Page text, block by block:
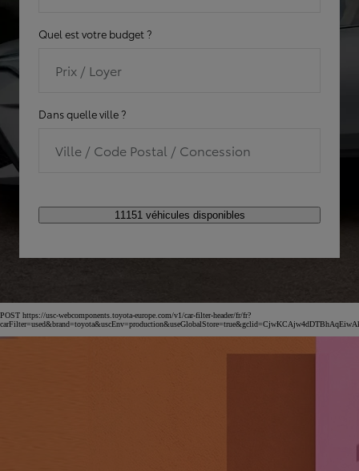
Quel est votre budget ?
Prix / Loyer
Dans quelle ville ?
Ville / Code Postal / Concession
11151 véhicules disponibles
POST https://usc-webcomponents.toyota-europe.com/v1/car-filter-header/fr/fr?